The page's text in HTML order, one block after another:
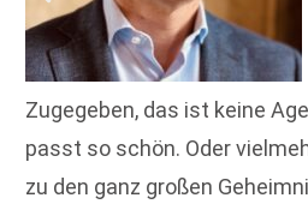
Zugegeben, das ist keine
passt so schön. Oder
zu den ganz großen